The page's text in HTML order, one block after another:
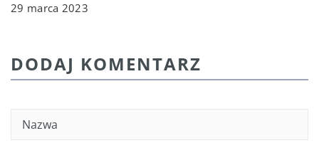
29 marca 2023
DODAJ KOMENTARZ